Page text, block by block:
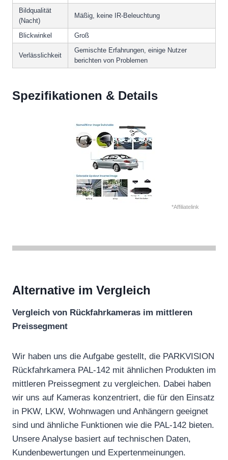
Bildqualität
(Nacht)
Mäßig, keine IR-Beleuchtung
Blickwinkel Groß
Verlässlichkeit
Gemischte Erfahrungen, einige Nutzer
berichten von Problemen
Spezifikationen & Details
*Affiliatelink
Alternative im Vergleich
Vergleich von Rückfahrkameras im mittleren
Preissegment
Wir haben uns die Aufgabe gestellt, die PARKVISION
Rückfahrkamera PAL-142 mit ähnlichen Produkten im
mittleren Preissegment zu vergleichen. Dabei haben
wir uns auf Kameras konzentriert, die für den Einsatz
in PKW, LKW, Wohnwagen und Anhängern geeignet
sind und ähnliche Funktionen wie die PAL-142 bieten.
Unsere Analyse basiert auf technischen Daten,
Kundenbewertungen und Expertenmeinungen.